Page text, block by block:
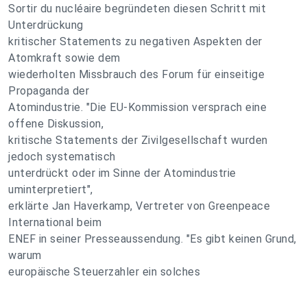
Sortir du nucléaire begründeten diesen Schritt mit
Unterdrückung
kritischer Statements zu negativen Aspekten der
Atomkraft sowie dem
wiederholten Missbrauch des Forum für einseitige
Propaganda der
Atomindustrie. "Die EU-Kommission versprach eine
offene Diskussion,
kritische Statements der Zivilgesellschaft wurden
jedoch systematisch
unterdrückt oder im Sinne der Atomindustrie
uminterpretiert",
erklärte Jan Haverkamp, Vertreter von Greenpeace
International beim
ENEF in seiner Presseaussendung. "Es gibt keinen Grund,
warum
europäische Steuerzahler ein solches